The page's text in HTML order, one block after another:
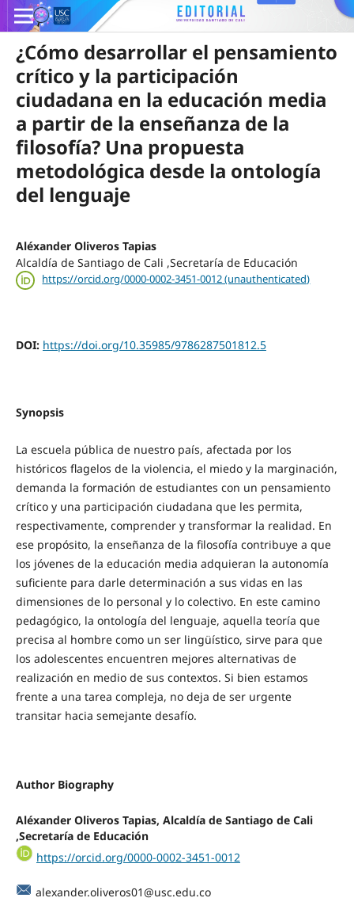
¿Cómo desarrollar el pensamiento
crítico y la participación
ciudadana en la educación media
a partir de la enseñanza de la
filosofía? Una propuesta
metodológica desde la ontología
del lenguaje
Aléxander Oliveros Tapias
Alcaldía de Santiago de Cali ,Secretaría de Educación
https://orcid.org/0000-0002-3451-0012 (unauthenticated)
DOI: https://doi.org/10.35985/9786287501812.5
Synopsis
La escuela pública de nuestro país, afectada por los
históricos flagelos de la violencia, el miedo y la marginación,
demanda la formación de estudiantes con un pensamiento
crítico y una participación ciudadana que les permita,
respectivamente, comprender y transformar la realidad. En
ese propósito, la enseñanza de la filosofía contribuye a que
los jóvenes de la educación media adquieran la autonomía
suficiente para darle determinación a sus vidas en las
dimensiones de lo personal y lo colectivo. En este camino
pedagógico, la ontología del lenguaje, aquella teoría que
precisa al hombre como un ser lingüístico, sirve para que
los adolescentes encuentren mejores alternativas de
realización en medio de sus contextos. Si bien estamos
frente a una tarea compleja, no deja de ser urgente
transitar hacia semejante desafío.
Author Biography
Aléxander Oliveros Tapias, Alcaldía de Santiago de Cali
,Secretaría de Educación
https://orcid.org/0000-0002-3451-0012
alexander.oliveros01@usc.edu.co